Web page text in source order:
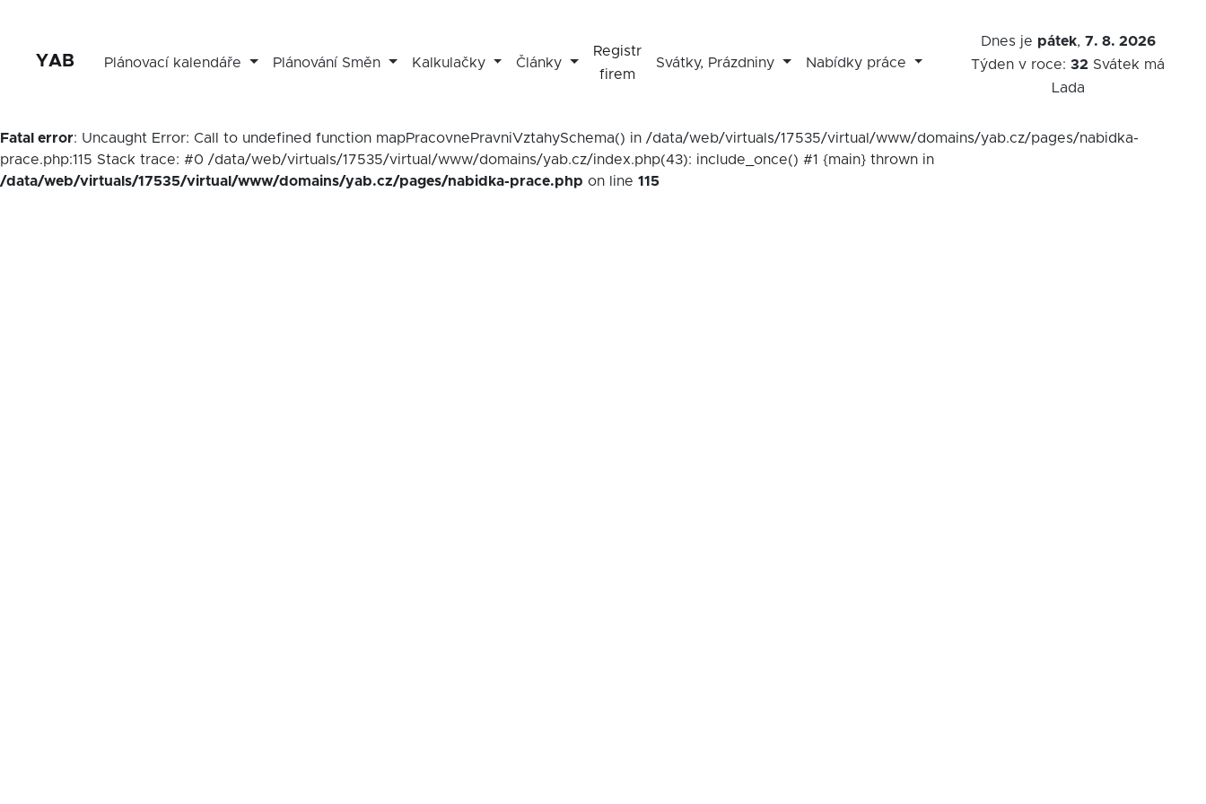
YAB Plánovací kalendáře Plánování Směn Kalkulačky Články
Registr
firem
Svátky, Prázdniny Nabídky práce
Dnes je pátek, 7. 8. 2026
Týden v roce:32 Svátek má
Lada
Fatal error: Uncaught Error: Call to undefined function mapPracovnePravniVztahySchema() in /data/web/virtuals/17535/virtual/www/domains/yab.cz/pages/nabidka-
prace.php:115 Stack trace: #0 /data/web/virtuals/17535/virtual/www/domains/yab.cz/index.php(43): include_once() #1 {main} thrown in
/data/web/virtuals/17535/virtual/www/domains/yab.cz/pages/nabidka-prace.php on line 115